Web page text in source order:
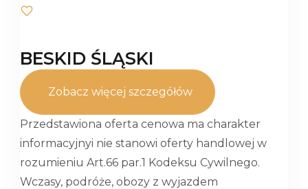
BESKID ŚLĄSKI
Zobacz więcej szczegółów
Przedstawiona oferta cenowa ma charakter
informacyjnyi nie stanowi oferty handlowej w
rozumieniu Art.66 par.1 Kodeksu Cywilnego.
Wczasy, podróże, obozy z wyjazdem